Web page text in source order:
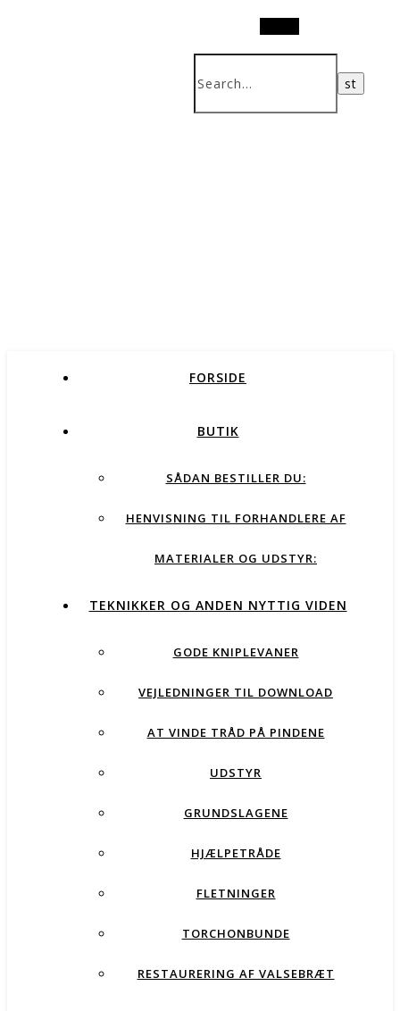
FORSIDE
BUTIK
SÅDAN BESTILLER DU:
HENVISNING TIL FORHANDLERE AF
MATERIALER OG UDSTYR:
TEKNIKKER OG ANDEN NYTTIG VIDEN
GODE KNIPLEVANER
VEJLEDNINGER TIL DOWNLOAD
AT VINDE TRÅD PÅ PINDENE
UDSTYR
GRUNDSLAGENE
HJÆLPETRÅDE
FLETNINGER
TORCHONBUNDE
RESTAURERING AF VALSEBRÆT